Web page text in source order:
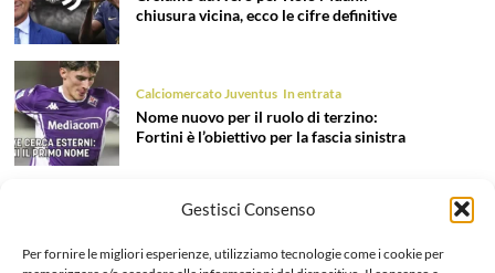
Gestisci Consenso
Per fornire le migliori esperienze, utilizziamo tecnologie come i cookie per
chiusura vicina, ecco le cifre definitive
Calciomercato Juventus In entrata
Nome nuovo per il ruolo di terzino:
Fortini è l’obiettivo per la fascia sinistra
Calciomercato Juventus In entrata
il colpo dell’estate 2026!